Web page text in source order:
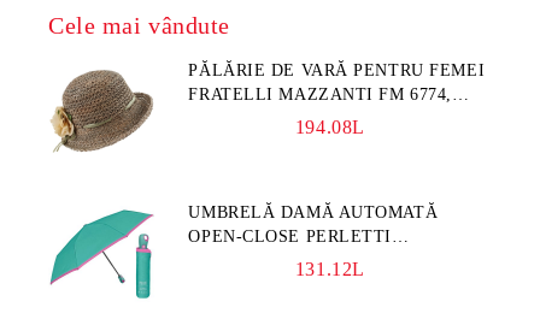
Cele mai vândute
PĂLĂRIE DE VARĂ PENTRU FEMEI
FRATELLI MAZZANTI FM 6774,
NATURAL/FLORI GALBENE
194.08L
UMBRELĂ DAMĂ AUTOMATĂ
OPEN-CLOSE PERLETTI
TECHNOLOGY 21808, TURCOAZ
131.12L